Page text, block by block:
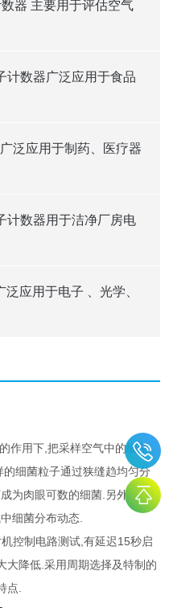
器 主要用于评估空气
计数器广泛应用于食品
泛应用于制药、医疗器
计数器用于洁净厂房电
应用于电子 、光学、
作用下 ,把采样空气中的细菌
的细菌粒子通过狭缝趋均匀分
为肉眼可数的细菌 另外
根据
细菌分布动态
控制电路测试 ,有延迟15秒启
大降低 .采用周期选择及特制的
点